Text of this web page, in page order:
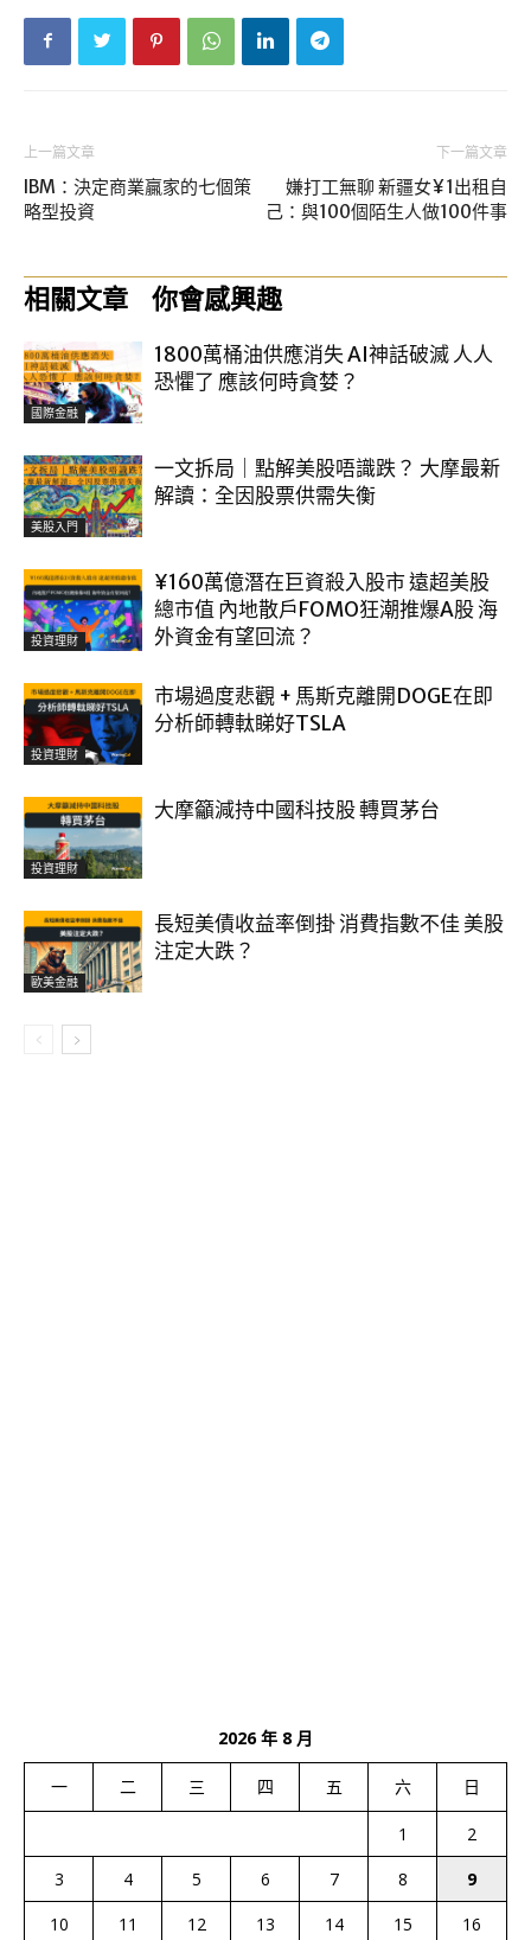
上一篇文章
IBM：決定商業贏家的七個策
略型投資
下一篇文章
嫌打工無聊 新疆女¥1出租自
己：與100個陌生人做100件事
相關文章 你會感興趣
國際金融
1800萬桶油供應消失 AI神話破滅 人人
恐懼了 應該何時貪婪？
美股入門
一文拆局｜點解美股唔識跌？ 大摩最新
解讀：全因股票供需失衡
投資理財
¥160萬億潛在巨資殺入股市 遠超美股
總市值 內地散戶FOMO狂潮推爆A股 海
外資金有望回流？
投資理財
市場過度悲觀 + 馬斯克離開DOGE在即
分析師轉軚睇好TSLA
投資理財
大摩籲減持中國科技股 轉買茅台
歐美金融
長短美債收益率倒掛 消費指數不佳 美股
注定大跌？
2026 年 8 月
一 二 三 四 五 六 日
1
2
3
4 5 6 7 8
9
10
11 12 13 14 15
16